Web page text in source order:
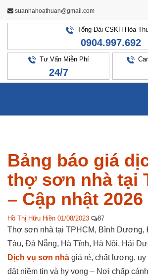
suanhahoathuan@gmail.com
Tổng Đài CSKH Hòa
0904.997.692
Tư Vấn Miễn Phí
24/7
Bảng báo giá
thợ sơn nhà tại
– Cập nhật 2026
Hồ Thị Hữu Hiền 01/08/2023 87
Thợ sơn nhà tại TPHCM, Bình Dương,
Tàu, Đà Nẵng, Hà Tĩnh, Hà Nội, Hải
Dịch vụ sơn nhà giá rẻ, chất lượng,
đặt niềm tin và hy vọng – Nơi chấp